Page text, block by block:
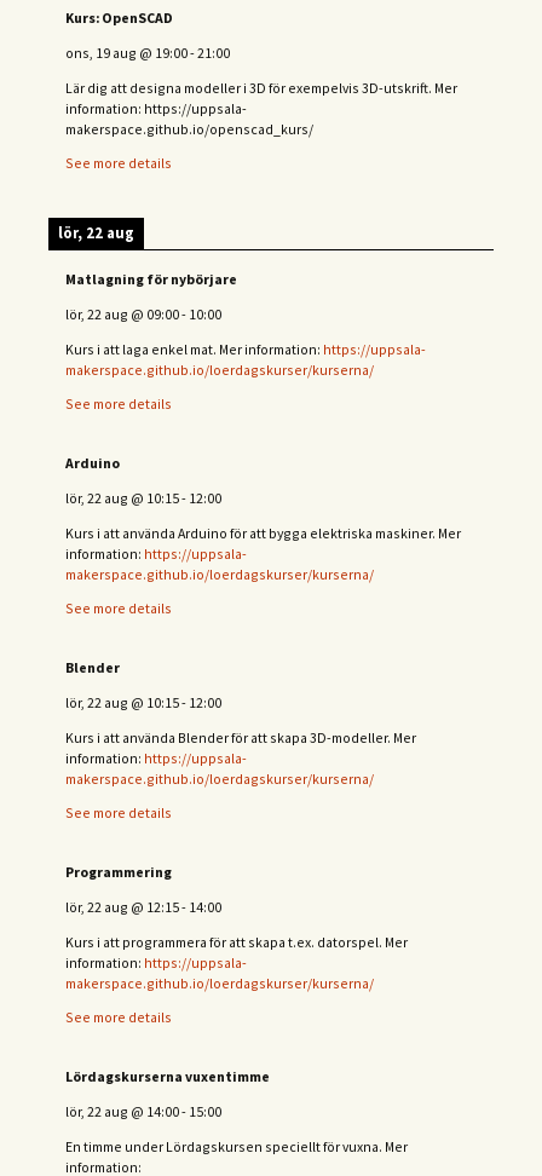
Kurs: OpenSCAD
ons, 19 aug @ 19:00-21:00
Lär dig att designa modeller i 3D för exempelvis 3D-utskrift. Mer
information: https://uppsala-
makerspace.github.io/openscad_kurs/
See more details
lör, 22 aug
Matlagning för nybörjare
lör, 22 aug @ 09:00- 10:00
Kurs i att laga enkel mat. Mer information: https://uppsala-
makerspace.github.io/loerdagskurser/kurserna/
See more details
Arduino
lör, 22 aug @ 10:15- 12:00
Kurs i att använda Arduino för att bygga elektriska maskiner. Mer
information: https://uppsala-
makerspace.github.io/loerdagskurser/kurserna/
See more details
Blender
lör, 22 aug @ 10:15- 12:00
Kurs i att använda Blender för att skapa 3D-modeller. Mer
information: https://uppsala-
makerspace.github.io/loerdagskurser/kurserna/
See more details
Programmering
lör, 22 aug @ 12:15- 14:00
Kurs i att programmera för att skapa t.ex. datorspel. Mer
information: https://uppsala-
makerspace.github.io/loerdagskurser/kurserna/
See more details
Lördagskurserna vuxentimme
lör, 22 aug @ 14:00- 15:00
En timme under Lördagskursen speciellt för vuxna. Mer
information: